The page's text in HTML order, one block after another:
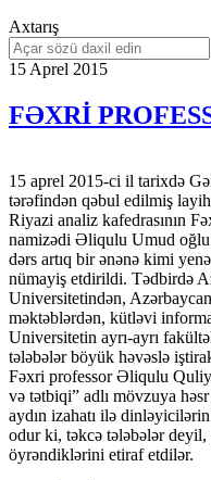
Axtarış
15 Aprel 2015
FƏXRİ
15 aprel 2015-ci il tarixdə
tərəfindən qəbul edilmiş
Riyazi analiz kafedrasının
namizədi Əliqulu Umud
dərs artıq bir ənənə kimi
nümayiş etdirildi. Tədbirdə
Universitetindən,
məktəblərdən, kütləvi
Universitetin ayrı-ayrı
tələbələr böyük həvəslə
Fəxri professor Əliqulu
və tətbiqi” adlı mövzuya
aydın izahatı ilə
odur ki, təkcə tələbələr deyil,
öyrəndiklərini etiraf etdilər.